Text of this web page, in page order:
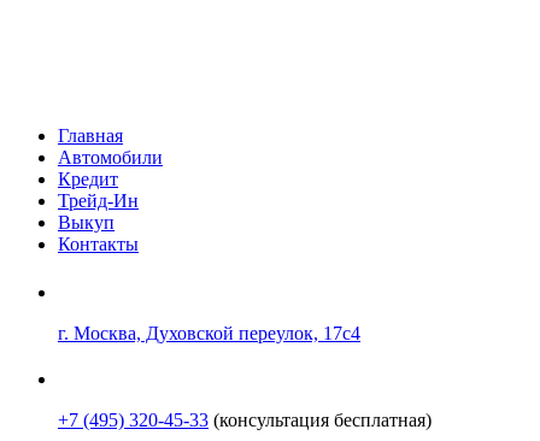
Главная
Автомобили
Кредит
Трейд-Ин
Выкуп
Контакты
г. Москва, Духовской переулок, 17с4
+7 (495) 320-45-33 (консультация бесплатная)